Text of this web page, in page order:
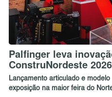
Palfinger leva
ConstruNordeste 2026
Lançamento articulado e
exposição na maior feira do